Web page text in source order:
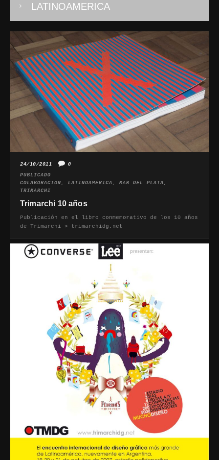
LATINOAMERICA
24/10/2011
0
PUBLICADO
COLABORACION, LATINOAMERICA, MAR DEL PLATA,
TRIMARCHI
Trimarchi 10 años
Publicación en el libro conmemorativo de los 10 años
de Trimarchi > trimarchidg.net